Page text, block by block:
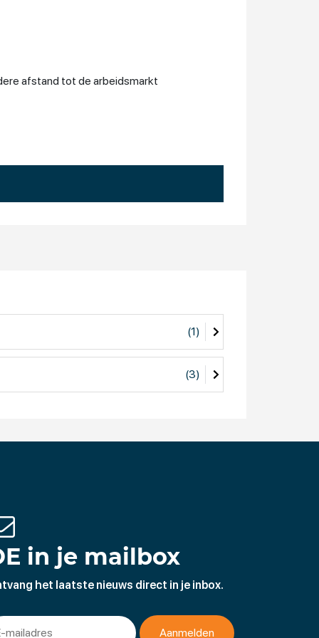
afstand tot de arbeidsmarkt
kenniscentra en andere partijen
(1)
(3)
in je mailbox
het laatste nieuws direct in je inbox.